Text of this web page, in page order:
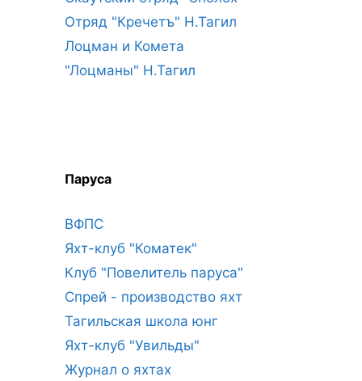
Отряд "Кречетъ" Н.Тагил
Лоцман и Комета
"Лоцманы" Н.Тагил
Паруса
ВФПС
Яхт-клуб "Коматек"
Клуб "Повелитель паруса"
Спрей - производство яхт
Тагильская школа юнг
Яхт-клуб "Увильды"
Журнал о яхтах